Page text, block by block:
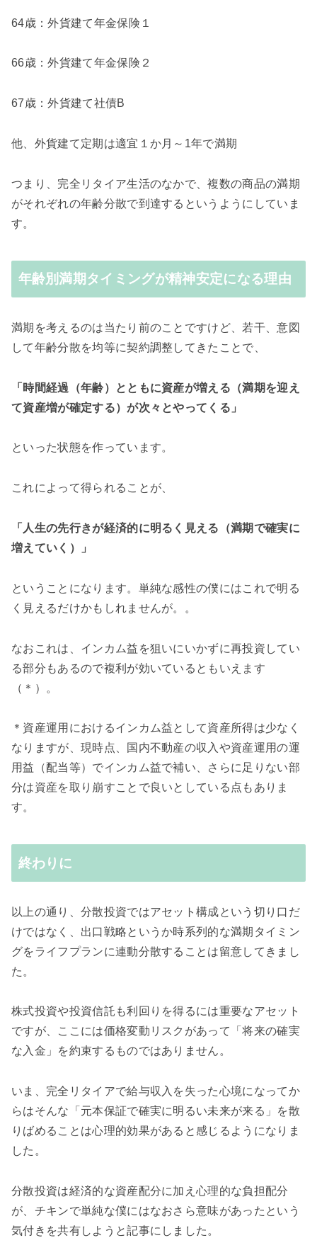
64歳：外貨建て年金保険１
66歳：外貨建て年金保険２
67歳：外貨建て社債B
他、外貨建て定期は適宜１か月～1年で満期
つまり、完全リタイア生活のなかで、複数の商品の満期
がそれぞれの年齢分散で到達するというようにしていま
す。
年齢別満期タイミングが精神安定になる理由
満期を考えるのは当たり前のことですけど、若干、意図
して年齢分散を均等に契約調整してきたことで、
「時間経過（年齢）とともに資産が増える（満期を迎え
て資産増が確定する）が次々とやってくる」
といった状態を作っています。
これによって得られることが、
「人生の先行きが経済的に明るく見える（満期で確実に
増えていく）」
ということになります。単純な感性の僕にはこれで明る
く見えるだけかもしれませんが。。
なおこれは、インカム益を狙いにいかずに再投資してい
る部分もあるので複利が効いているともいえます
（＊）。
＊資産運用におけるインカム益として資産所得は少なく
なりますが、現時点、国内不動産の収入や資産運用の運
用益（配当等）でインカム益で補い、さらに足りない部
分は資産を取り崩すことで良いとしている点もありま
す。
終わりに
以上の通り、分散投資ではアセット構成という切り口だ
けではなく、出口戦略というか時系列的な満期タイミン
グをライフプランに連動分散することは留意してきまし
た。
株式投資や投資信託も利回りを得るには重要なアセット
ですが、ここには価格変動リスクがあって「将来の確実
な入金」を約束するものではありません。
いま、完全リタイアで給与収入を失った心境になってか
らはそんな「元本保証で確実に明るい未来が来る」を散
りばめることは心理的効果があると感じるようになりま
した。
分散投資は経済的な資産配分に加え心理的な負担配分
が、チキンで単純な僕にはなおさら意味があったという
気付きを共有しようと記事にしました。